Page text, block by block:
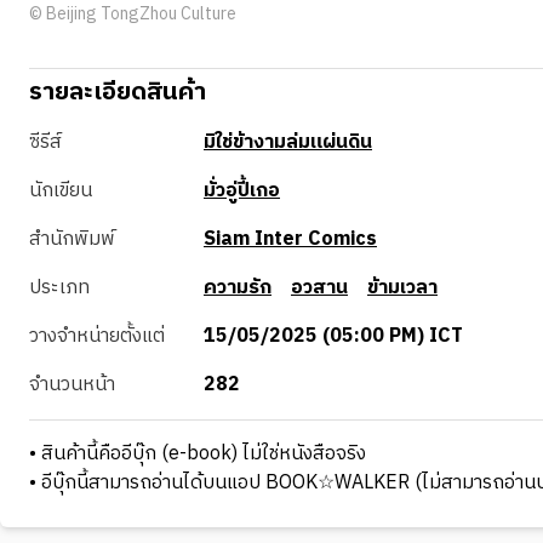
© Beijing TongZhou Culture
รายละเอียดสินค้า
ซีรีส์
มิใช่ข้างามล่มแผ่นดิน
นักเขียน
มั่วอู่ปี้เกอ
สำนักพิมพ์
Siam Inter Comics
ประเภท
ความรัก อวสาน ข้ามเวลา
วางจำหน่ายตั้งแต่
15/05/2025 (05:00 PM) ICT
จำนวนหน้า
282
• สินค้านี้คืออีบุ๊ก (e-book) ไม่ใช่หนังสือจริง
• อีบุ๊กนี้สามารถอ่านได้บนแอป BOOK☆WALKER (ไม่สามารถอ่าน